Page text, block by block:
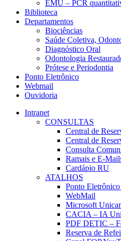
EMU – PCR
Biblioteca
Departamentos
Biociências
Saúde Coletiva,
Diagnóstico Oral
Odontologia
Prótese e Periodontia
Ponto Eletrônico
Webmail
Ouvidoria
Intranet
CONSULTAS
Central de
Central de
Consulta
Ramais e E-
Cardápio RU
ATALHOS
Ponto
WebMail
Microsoft
CACIA – IA
PDF DETIC –
Reserva de